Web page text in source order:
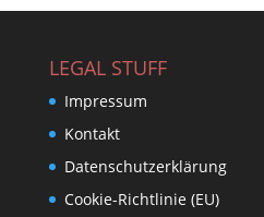
LEGAL STUFF
Impressum
Kontakt
Datenschutzerklärung
Cookie-Richtlinie (EU)